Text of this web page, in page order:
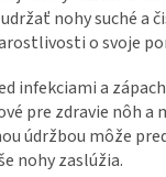
nohy suché a
o svoje
infekciami a
pre zdravie nôh a
údržbou môže
nohy zaslúžia.